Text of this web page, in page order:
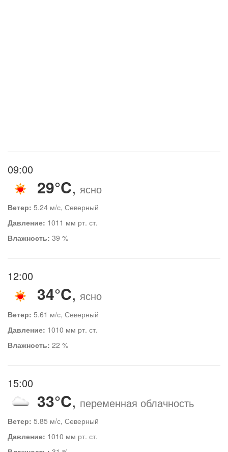
09:00
29°C, ясно
Ветер: 5.24 м/с, Северный
Давление: 1011 мм рт. ст.
Влажность: 39 %
12:00
34°C, ясно
Ветер: 5.61 м/с, Северный
Давление: 1010 мм рт. ст.
Влажность: 22 %
15:00
33°C, переменная облачность
Ветер: 5.85 м/с, Северный
Давление: 1010 мм рт. ст.